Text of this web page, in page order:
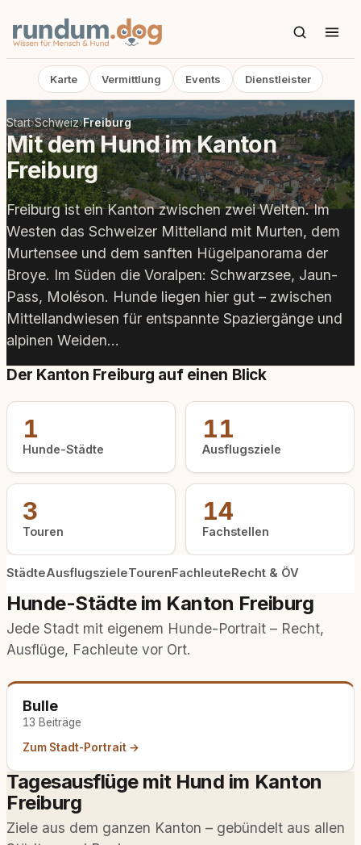
Karte Vermittlung Events Dienstleister
Start›Schweiz›Freiburg
Mit dem Hund im Kanton
Freiburg
Freiburg ist ein Kanton zwischen zwei Welten. Im
Westen das Schweizer Mittelland mit Murten, dem
Murtensee und dem sanften Hügelpanorama der
Broye. Im Süden die Voralpen: Schwarzsee, Jaun-
Pass, Moléson. Hunde liegen hier gut – zwischen
Mittellandwiesen für entspannte Spaziergänge und
alpinen Weiden…
Der Kanton Freiburg auf einen Blick
1
Hunde-Städte
11
Ausflugsziele
3
Touren
14
Fachstellen
StädteAusflugszieleTourenFachleuteRecht & ÖV
Hunde-Städte im Kanton Freiburg
Jede Stadt mit eigenem Hunde-Portrait – Recht,
Ausflüge, Fachleute vor Ort.
Bulle
13 Beiträge
Zum Stadt-Portrait →
Tagesausflüge mit Hund im Kanton
Freiburg
Ziele aus dem ganzen Kanton – gebündelt aus allen